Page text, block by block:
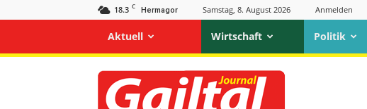
18.3 C Hermagor Samstag, 8. August 2026 Anmelden
Aktuell Wirtschaft Politik
Gailtal
Journal